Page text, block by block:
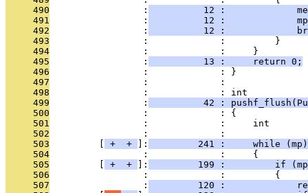
     490
                 :
12 :
     491
                 :
12 :
     492
                 :
12 :
     493
                 :             :         }
     494
                 :             :     }
     495
                 :
          13 :     return 0;
     496
                 :             : }
     497
                 :             :
     498
                 :             : int
     499
                 :
42 :
     500
                 :             : {
     501
:             :     int
     502
                 :             :
     503
+ + ]:
         241 :     while (mp)
     504
                 :             :     {
     505
+ + ]:
199 :         if
     506
                 :             :         {
     507
                 :
120 :